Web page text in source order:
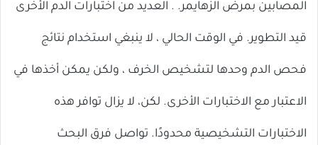
المصابين بمرض الزهايمر. . العديد من اختبارات الدم الأخرى
قيد التطوير. في الوقت الحالي ، لا ينبغي استخدام نتائج
فحص الدم وحدها لتشخيص الخرف ، ولكن يمكن أخذها في
الاعتبار مع الاختبارات الأخرى. لكن، لا يزال توافر هذه
الاختبارات التشخيصية محدودًا. تواصل فرق البحث